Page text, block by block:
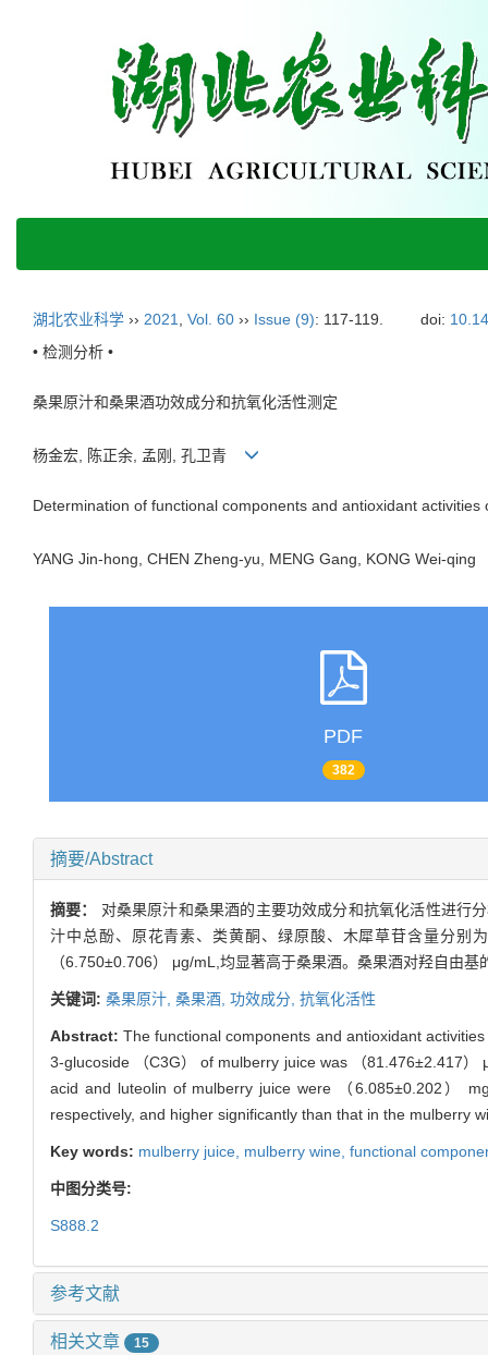
湖北农业科学 ›› 2021 Vol. 60 ›› Issue (9): 117-119. doi:
• 检测分析 •
桑果原汁和桑果酒功效成分和抗氧化活性测定
杨金宏, 陈正余, 孟刚, 孔卫青
Determination of functional components and antioxidant
YANG Jin-hong, CHEN Zheng-yu, MENG Gang, KONG Wei-
PDF
382
摘要/Abstract
摘要： 对桑果原汁和桑果酒的主要功效成分和抗氧化活性进行
汁中总酚、原花青素、类黄酮、绿原酸、木犀草苷含量分别
（6.750±0.706） μg/mL,均显著高于桑果酒。桑果酒对羟自由基
关键词: 桑果原汁, 桑果酒, 功效成分, 抗氧化活性
Abstract:The functional components and antioxidant
3-glucoside （C3G） of mulberry juice was （81.476±2.417
acid and luteolin of mulberry juice were （6.085±0.202）
respectively, and higher significantly than that in the mulberry
Key words: mulberry juice, mulberry wine, functional
中图分类号:
S888.2
参考文献
相关文章 15